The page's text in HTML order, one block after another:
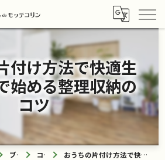
付け方法で快適生
始める整理収納の
コツ
ブログ コラム おうちの片付け方法で快適生活愛知県で始める整理収納のコツ